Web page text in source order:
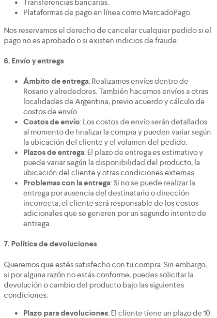
Plataformas de pago en línea como MercadoPago.
Nos reservamos el derecho de cancelar cualquier pedido si el
pago no es aprobado o si existen indicios de fraude.
6. Envío y entrega
Ámbito de entrega: Realizamos envíos dentro de
Rosario y alrededores. También hacemos envíos a otras
localidades de Argentina, previo acuerdo y cálculo de
costos de envío.
Costos de envío: Los costos de envío serán detallados
al momento de finalizar la compra y pueden variar según
la ubicación del cliente y el volumen del pedido.
Plazos de entrega: El plazo de entrega es estimativo y
puede variar según la disponibilidad del producto, la
ubicación del cliente y otras condiciones externas.
Problemas con la entrega: Si no se puede realizar la
entrega por ausencia del destinatario o dirección
incorrecta, el cliente será responsable de los costos
adicionales que se generen por un segundo intento de
entrega.
7. Política de devoluciones
Queremos que estés satisfecho con tu compra. Sin embargo,
si por alguna razón no estás conforme, puedes solicitar la
devolución o cambio del producto bajo las siguientes
condiciones:
Plazo para devoluciones: El cliente tiene un plazo de 10